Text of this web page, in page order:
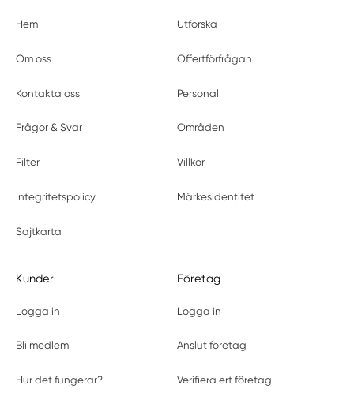
Hem Utforska
Om oss Offertförfrågan
Kontakta oss Personal
Frågor & Svar Områden
Filter Villkor
Integritetspolicy Märkesidentitet
Sajtkarta
Kunder
Logga in
Bli medlem
Hur det fungerar?
Företag
Logga in
Anslut företag
Verifiera ert företag